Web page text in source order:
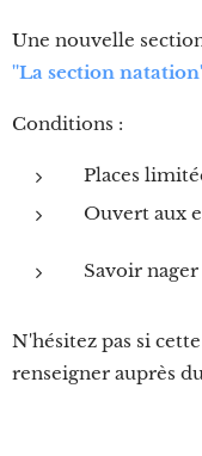
Une nouvelle
''La section
Conditions :
Places
Ouvert aux
Savoir
N'hésitez pas si
renseigner auprès